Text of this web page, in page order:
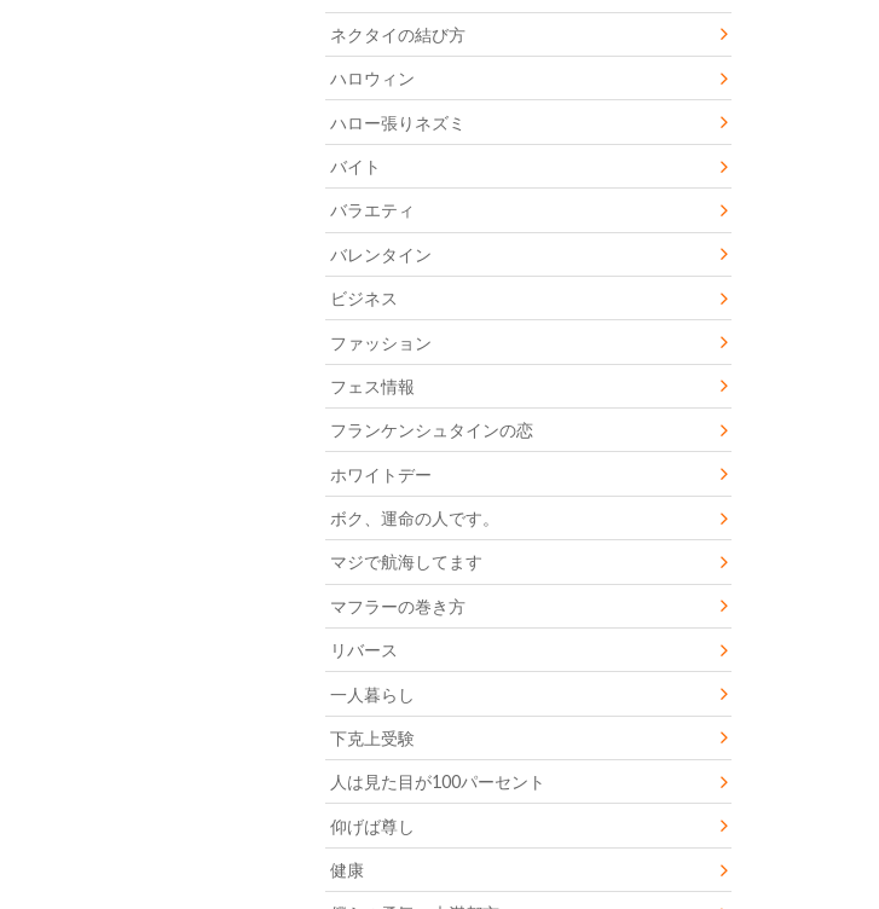
ネクタイの結び方
ハロウィン
ハロー張りネズミ
バイト
バラエティ
バレンタイン
ビジネス
ファッション
フェス情報
フランケンシュタインの恋
ホワイトデー
ボク、運命の人です。
マジで航海してます
マフラーの巻き方
リバース
一人暮らし
下克上受験
人は見た目が100パーセント
仰げば尊し
健康